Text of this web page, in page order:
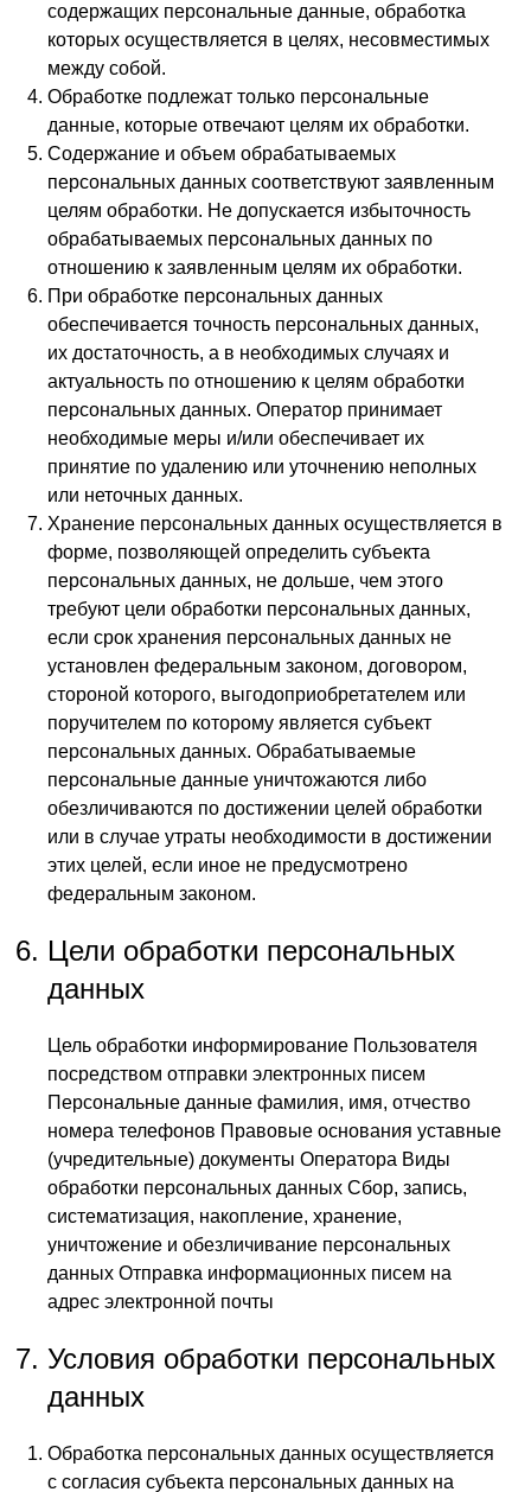
содержащих персональные данные, обработка
которых осуществляется в целях, несовместимых
между собой.
Обработке подлежат только персональные
данные, которые отвечают целям их обработки.
Содержание и объем обрабатываемых
персональных данных соответствуют заявленным
целям обработки. Не допускается избыточность
обрабатываемых персональных данных по
отношению к заявленным целям их обработки.
При обработке персональных данных
обеспечивается точность персональных данных,
их достаточность, а в необходимых случаях и
актуальность по отношению к целям обработки
персональных данных. Оператор принимает
необходимые меры и/или обеспечивает их
принятие по удалению или уточнению неполных
или неточных данных.
Хранение персональных данных осуществляется в
форме, позволяющей определить субъекта
персональных данных, не дольше, чем этого
требуют цели обработки персональных данных,
если срок хранения персональных данных не
установлен федеральным законом, договором,
стороной которого, выгодоприобретателем или
поручителем по которому является субъект
персональных данных. Обрабатываемые
персональные данные уничтожаются либо
обезличиваются по достижении целей обработки
или в случае утраты необходимости в достижении
этих целей, если иное не предусмотрено
федеральным законом.
Цели обработки персональных
данных
Цель обработки информирование Пользователя
посредством отправки электронных писем
Персональные данные фамилия, имя, отчество
номера телефонов Правовые основания уставные
(учредительные) документы Оператора Виды
обработки персональных данных Сбор, запись,
систематизация, накопление, хранение,
уничтожение и обезличивание персональных
данных Отправка информационных писем на
адрес электронной почты
Условия обработки персональных
данных
Обработка персональных данных осуществляется
с согласия субъекта персональных данных на